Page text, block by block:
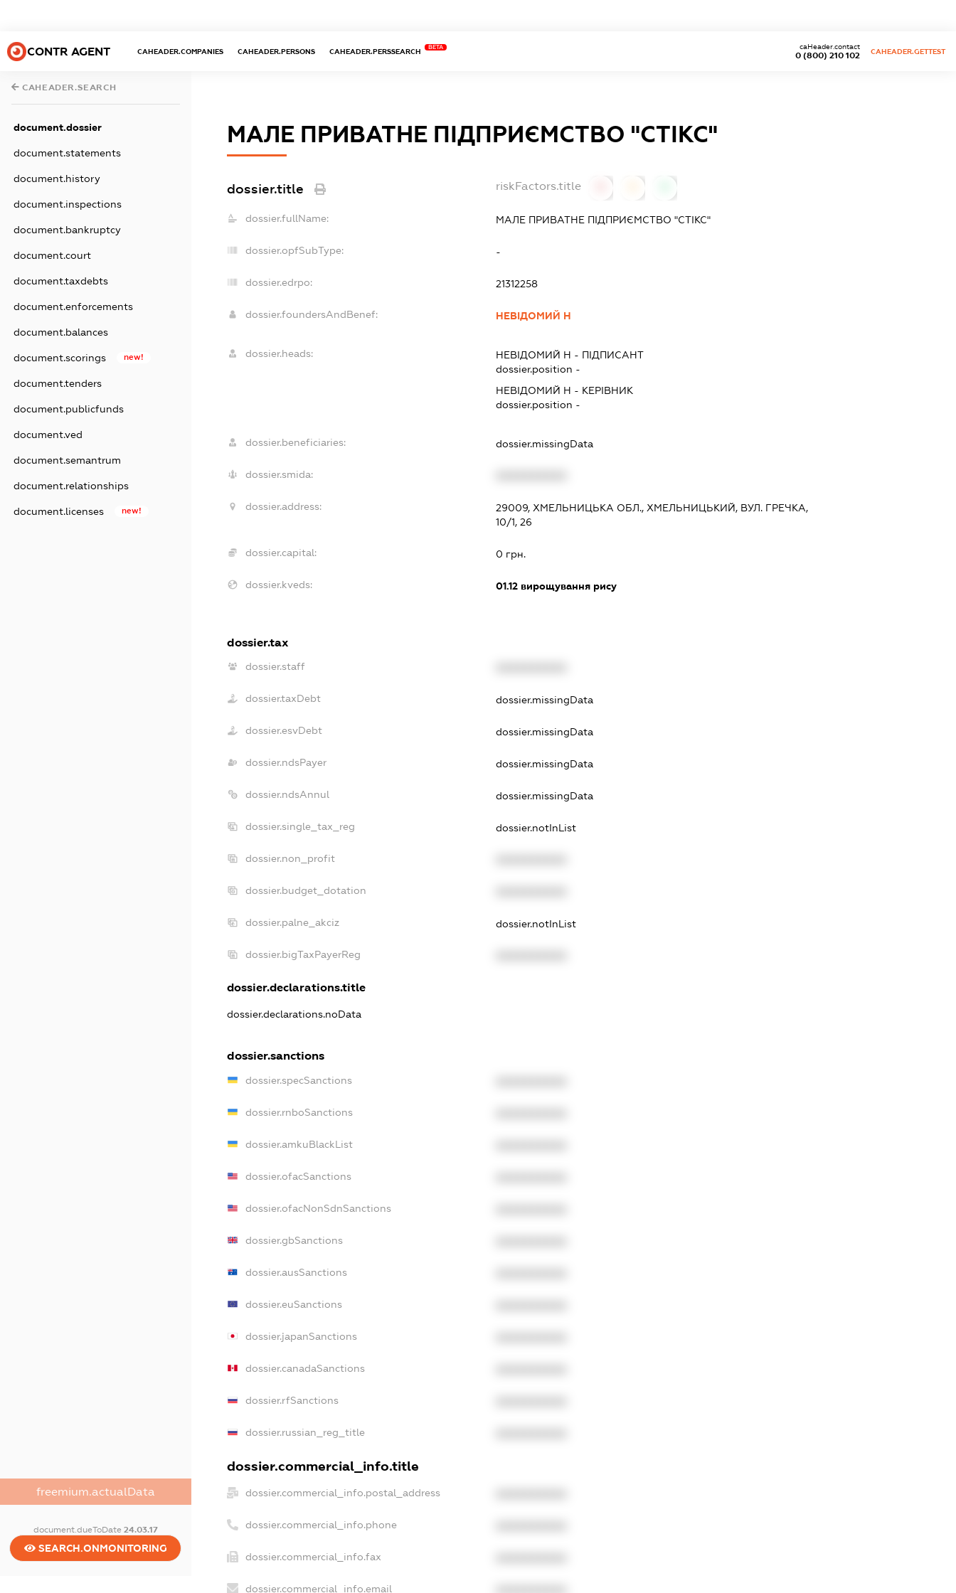
CONTR AGENT CAHEADER.COMPANIES CAHEADER.PERSONS CAHEADER.PERSSEARCH
BETA
0 (800) 210 102
caHeader.contact
CAHEADER.GETTEST
CAHEADER.SEARCH
document.dossier
document.statements
document.history
document.inspections
document.bankruptcy
document.court
document.taxdebts
document.enforcements
document.balances
document.scorings new!
document.tenders
document.publicfunds
document.ved
document.semantrum
document.relationships
document.licenses new!
freemium.actualData
document.dueToDate 24.03.17
SEARCH.ONMONITORING
МАЛЕ ПРИВАТНЕ ПІДПРИЄМСТВО "СТІКС"
dossier.title riskFactors.title
dossier.fullName: МАЛЕ ПРИВАТНЕ ПІДПРИЄМСТВО "СТІКС"
dossier.opfSubType: -
dossier.edrpo: 21312258
dossier.foundersAndBenef: НЕВІДОМИЙ Н
dossier.heads: НЕВІДОМИЙ Н - ПІДПИСАНТ
dossier.position -
НЕВІДОМИЙ Н - КЕРІВНИК
dossier.position -
dossier.beneficiaries: dossier.missingData
dossier.smida:
dossier.address:
29009, ХМЕЛЬНИЦЬКА ОБЛ., ХМЕЛЬНИЦЬКИЙ, ВУЛ. ГРЕЧКА,
10/1, 26
dossier.capital: 0 грн.
dossier.kveds: 01.12 вирощування рису
dossier.tax
dossier.staff
dossier.taxDebt dossier.missingData
dossier.esvDebt dossier.missingData
dossier.ndsPayer dossier.missingData
dossier.ndsAnnul dossier.missingData
dossier.single_tax_reg dossier.notInList
dossier.non_profit
dossier.budget_dotation
dossier.palne_akciz dossier.notInList
dossier.bigTaxPayerReg
dossier.declarations.title
dossier.declarations.noData
dossier.sanctions
dossier.specSanctions
dossier.rnboSanctions
dossier.amkuBlackList
dossier.ofacSanctions
dossier.ofacNonSdnSanctions
dossier.gbSanctions
dossier.ausSanctions
dossier.euSanctions
dossier.japanSanctions
dossier.canadaSanctions
dossier.rfSanctions
dossier.russian_reg_title
dossier.commercial_info.title
dossier.commercial_info.postal_address
dossier.commercial_info.phone
dossier.commercial_info.fax
dossier.commercial_info.email